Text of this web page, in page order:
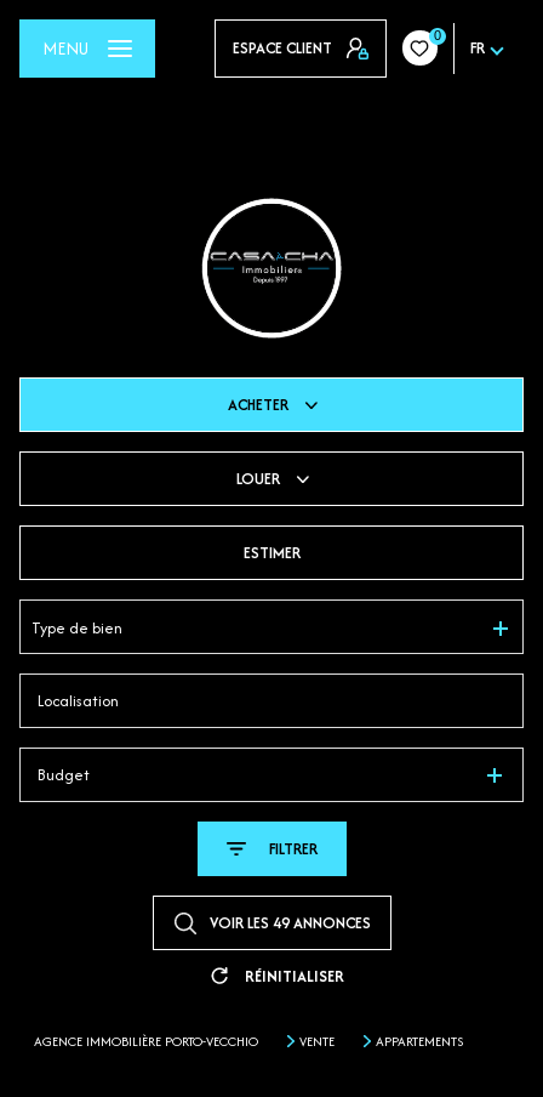
ESPACE CLIENT
0
FR
MENU
ACHETER
Du neuf
LOUER
ESTIMER
Type de bien
Budget
FILTRER
VOIR LES 49ANNONCES
RÉINITIALISER
AGENCE IMMOBILIÈRE PORTO-VECCHIO VENTE APPARTEMENTS